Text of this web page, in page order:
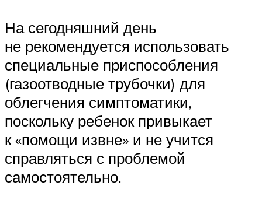
На сегодняшний день
не рекомендуется использовать
специальные приспособления
(газоотводные трубочки) для
облегчения симптоматики,
поскольку ребенок привыкает
к «помощи извне» и не учится
справляться с проблемой
самостоятельно.